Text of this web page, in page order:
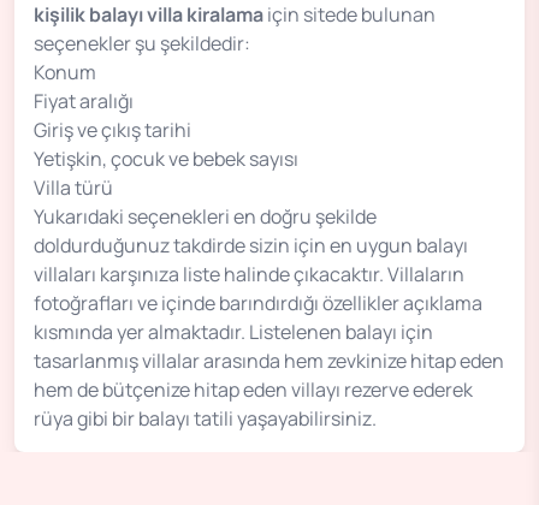
kişilik balayı villa kiralamaiçin sitede bulunan
seçenekler şu şekildedir:
Konum
Fiyat aralığı
Giriş ve çıkış tarihi
Yetişkin, çocuk ve bebek sayısı
Villa türü
Yukarıdaki seçenekleri en doğru şekilde
doldurduğunuz takdirde sizin için en uygun balayı
villaları karşınıza liste halinde çıkacaktır. Villaların
fotoğrafları ve içinde barındırdığı özellikler açıklama
kısmında yer almaktadır. Listelenen balayı için
tasarlanmış villalar arasında hem zevkinize hitap eden
hem de bütçenize hitap eden villayı rezerve ederek
rüya gibi bir balayı tatili yaşayabilirsiniz.